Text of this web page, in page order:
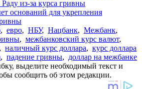
из-за курса гривны
оснований для укрепления
, евро, НБУ, Нацбанк, Межбанк,
, межбанковский курс валют,
, наличный курс доллара, курс доллара
, падение гривны, доллар на межбанке
выделите необходимый текст и
сообщить об этом редакции.